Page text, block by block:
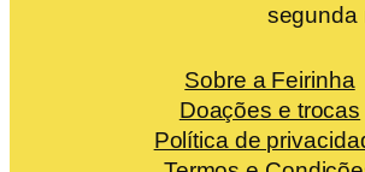
segunda
Sobre a Feirinha
Doações e trocas
Política de